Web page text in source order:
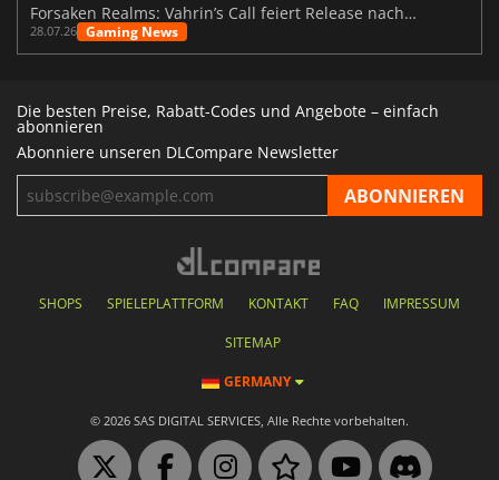
Forsaken Realms: Vahrin’s Call feiert Release nach 10 Jahren
28.07.26 Gaming News
Die besten Preise, Rabatt-Codes und Angebote – einfach
abonnieren
Abonniere unseren DLCompare Newsletter
SHOPS SPIELEPLATTFORM KONTAKT FAQ IMPRESSUM
SITEMAP
GERMANY
© 2026 SAS DIGITAL SERVICES, Alle Rechte vorbehalten.